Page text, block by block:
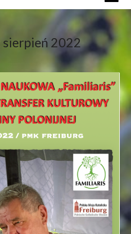
sierpień 2022